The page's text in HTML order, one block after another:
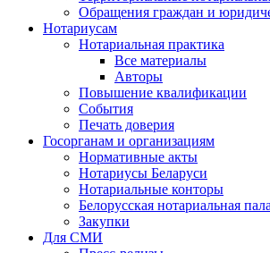
Обращения граждан и
Нотариусам
Нотариальная практика
Все материалы
Авторы
Повышение квалификации
События
Печать доверия
Госорганам и организациям
Нормативные акты
Нотариусы Беларуси
Нотариальные конторы
Белорусская нотариальная
Закупки
Для СМИ